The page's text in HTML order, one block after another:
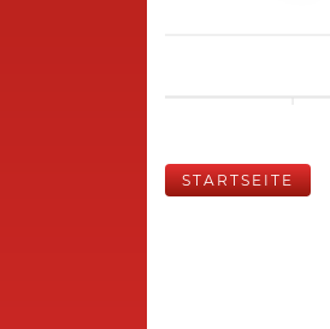
STARTSEITE